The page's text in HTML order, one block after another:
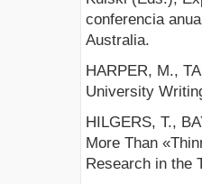
conferencia
Australia.
HARPER, M.,
University
HILGERS, T.,
More Than
Research in the